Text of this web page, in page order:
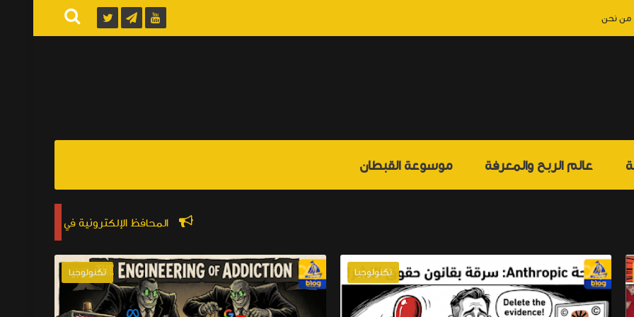
من نحن
عالم الربح والمعرفة موسوعة القبطان
المحافظ الإلكترونية في مصر ــ دليلك الشامل لعام 2026
تكنولوجيا تكنولوجيا